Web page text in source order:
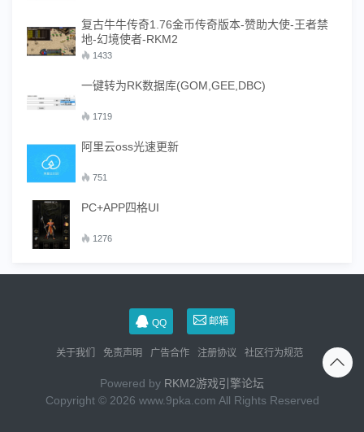
复古牛牛传奇1.76金币传奇版本-赞助大使-王者禁
地-幻境使者-RKM2
1433
一键转为RK数据库(GOM,GEE,DBC)
1719
阿里云oss光速更新
751
PC+APP四格UI
1276
QQ 邮箱
关于我们 免责声明 广告合作 注册协议 社区行为规范
Powered by RKM2游戏引擎论坛
Copyright © 2026 www.9pka.com All Rights Reserved